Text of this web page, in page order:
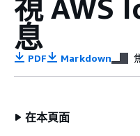
視 AWS
息
PDF Markdown
在本頁面